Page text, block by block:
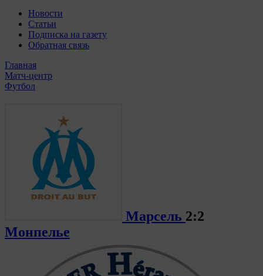
Новости
Статьи
Подписка на газету
Обратная связь
Главная
Матч-центр
Футбол
Марсель 2:2
Монпелье